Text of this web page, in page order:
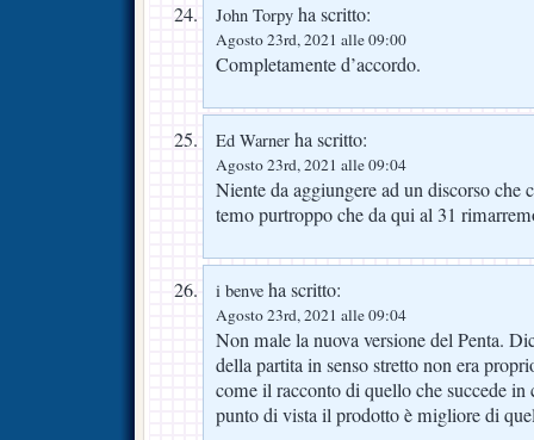
John Torpy ha scritto:
Agosto 23rd, 2021 alle 09:00
Completamente d’accordo.
Ed Warner ha scritto:
Agosto 23rd, 2021 alle 09:04
Niente da aggiungere ad un discorso che
temo purtroppo che da qui al 31
i benve ha scritto:
Agosto 23rd, 2021 alle 09:04
Non male la nuova versione del Penta.
della partita in senso stretto non era
come il racconto di quello che succede
punto di vista il prodotto è migliore di